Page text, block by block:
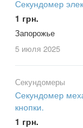
Секундомер
1 грн.
Запорожье
5 июля 2025
Секундомеры
Секундомер
кнопки.
1 грн.